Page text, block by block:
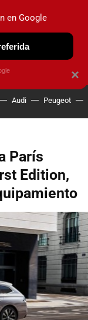
Audi Peugeot
París
Edition,
×
en Google